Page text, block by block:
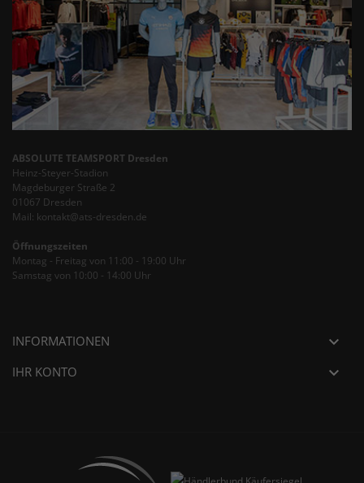
ABSOLUTE TEAMSPORT Dresden
Heinz-Steyer-Stadion
Magdeburger Straße 2
01067 Dresden
Mail: kontakt@ats-dresden.de
Öffnungszeiten
Montag - Freitag von 11:00 - 19:00 Uhr
Samstag von 10:00 - 14:00 Uhr
INFORMATIONEN 
IHR KONTO 